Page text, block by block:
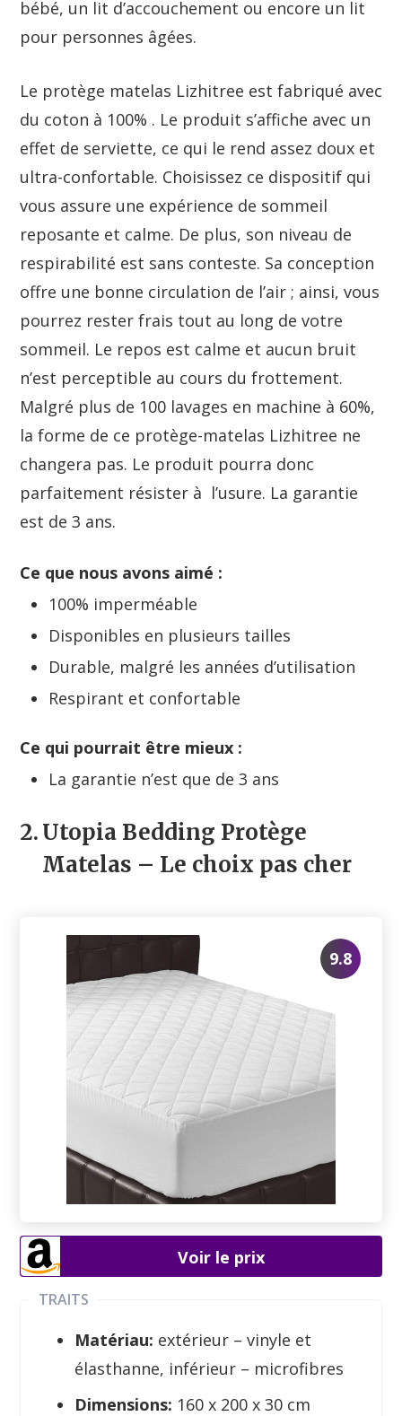
bébé, un lit d’accouchement ou encore un lit
pour personnes âgées.
Le protège matelas Lizhitree est fabriqué avec
du coton à 100% . Le produit s’affiche avec un
effet de serviette, ce qui le rend assez doux et
ultra-confortable. Choisissez ce dispositif qui
vous assure une expérience de sommeil
reposante et calme. De plus, son niveau de
respirabilité est sans conteste. Sa conception
offre une bonne circulation de l’air ; ainsi, vous
pourrez rester frais tout au long de votre
sommeil. Le repos est calme et aucun bruit
n’est perceptible au cours du frottement.
Malgré plus de 100 lavages en machine à 60%,
la forme de ce protège-matelas Lizhitree ne
changera pas. Le produit pourra donc
parfaitement résister à l’usure. La garantie
est de 3 ans.
Ce que nous avons aimé :
100% imperméable
Disponibles en plusieurs tailles
Durable, malgré les années d’utilisation
Respirant et confortable
Ce qui pourrait être mieux :
La garantie n’est que de 3 ans
2.Utopia Bedding Protège
Matelas – Le choix pas cher
TRAITS
Matériau: extérieur – vinyle et
élasthanne, inférieur – microfibres
Dimensions: 160 x 200 x 30 cm
9.8
Voir le prix